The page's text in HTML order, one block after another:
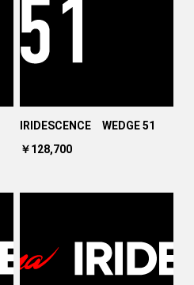
IRIDESCENCE WEDGE 51
￥128,700